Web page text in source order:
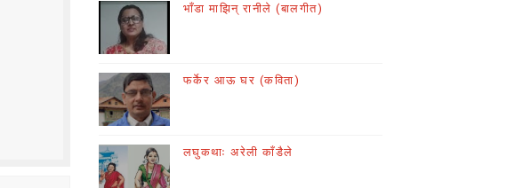
भाँडा माझिन् रानीले (बालगीत)
फर्केर आऊ घर (कविता)
लघुकथाः अरेली काँडैले